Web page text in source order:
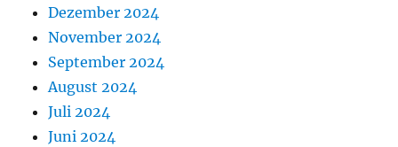
Dezember 2024
November 2024
September 2024
August 2024
Juli 2024
Juni 2024